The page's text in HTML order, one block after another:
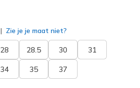
Zie je je maat niet?
28 28.5 30 31
34 35 37